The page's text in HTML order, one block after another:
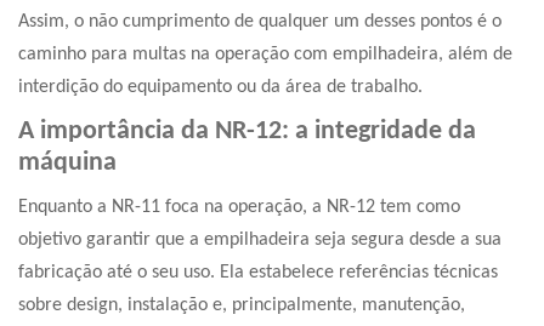
Assim, o não cumprimento de qualquer um desses pontos é o
caminho para multas na operação com empilhadeira, além de
interdição do equipamento ou da área de trabalho.
A importância da NR-12: a integridade da
máquina
Enquanto a NR-11 foca na operação, a NR-12 tem como
objetivo garantir que a empilhadeira seja segura desde a sua
fabricação até o seu uso. Ela estabelece referências técnicas
sobre design, instalação e, principalmente, manutenção,